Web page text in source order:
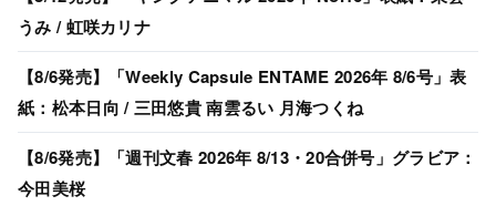
うみ / 虹咲カリナ
【8/6発売】「Weekly Capsule ENTAME 2026年 8/6号」表
紙：松本日向 / 三田悠貴 南雲るい 月海つくね
【8/6発売】「週刊文春 2026年 8/13・20合併号」グラビア：
今田美桜